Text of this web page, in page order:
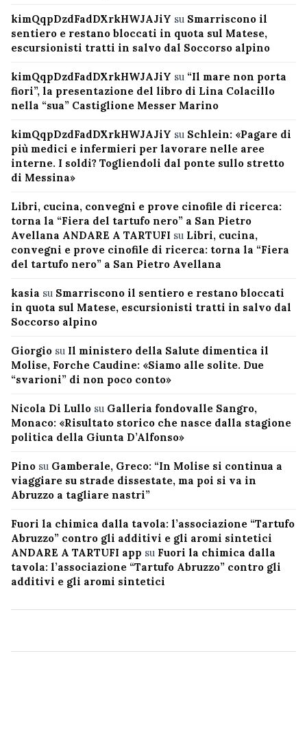
kimQqpDzdFadDXrkHWJAJiY su Smarriscono il
sentiero e restano bloccati in quota sul Matese,
escursionisti tratti in salvo dal Soccorso alpino
kimQqpDzdFadDXrkHWJAJiY su “Il mare non porta
fiori”, la presentazione del libro di Lina Colacillo
nella “sua” Castiglione Messer Marino
kimQqpDzdFadDXrkHWJAJiY su Schlein: «Pagare di
più medici e infermieri per lavorare nelle aree
interne. I soldi? Togliendoli dal ponte sullo stretto
di Messina»
Libri, cucina, convegni e prove cinofile di ricerca:
torna la “Fiera del tartufo nero” a San Pietro
Avellana ANDARE A TARTUFI su Libri, cucina,
convegni e prove cinofile di ricerca: torna la “Fiera
del tartufo nero” a San Pietro Avellana
kasia su Smarriscono il sentiero e restano bloccati
in quota sul Matese, escursionisti tratti in salvo dal
Soccorso alpino
Giorgio su Il ministero della Salute dimentica il
Molise, Forche Caudine: «Siamo alle solite. Due
“svarioni” di non poco conto»
Nicola Di Lullo su Galleria fondovalle Sangro,
Monaco: «Risultato storico che nasce dalla stagione
politica della Giunta D’Alfonso»
Pino su Gamberale, Greco: “In Molise si continua a
viaggiare su strade dissestate, ma poi si va in
Abruzzo a tagliare nastri”
Fuori la chimica dalla tavola: l’associazione “Tartufo
Abruzzo” contro gli additivi e gli aromi sintetici
ANDARE A TARTUFI app su Fuori la chimica dalla
tavola: l’associazione “Tartufo Abruzzo” contro gli
additivi e gli aromi sintetici